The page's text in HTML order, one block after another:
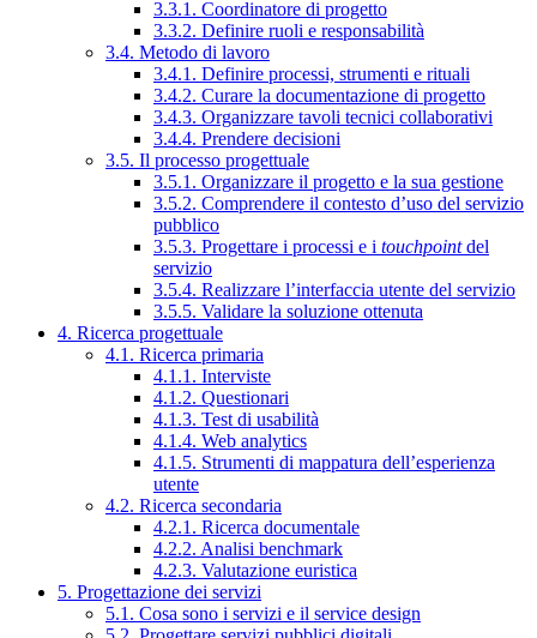
3.3.1. Coordinatore di progetto
3.3.2. Definire ruoli e responsabilità
3.4. Metodo di lavoro
3.4.1. Definire processi, strumenti e rituali
3.4.2. Curare la documentazione di progetto
3.4.3. Organizzare tavoli tecnici collaborativi
3.4.4. Prendere decisioni
3.5. Il processo progettuale
3.5.1. Organizzare il progetto e la sua gestione
3.5.2. Comprendere il contesto d’uso del servizio
pubblico
3.5.3. Progettare i processi e i touchpointdel
servizio
3.5.4. Realizzare l’interfaccia utente del servizio
3.5.5. Validare la soluzione ottenuta
4. Ricerca progettuale
4.1. Ricerca primaria
4.1.1. Interviste
4.1.2. Questionari
4.1.3. Test di usabilità
4.1.4. Web analytics
4.1.5. Strumenti di mappatura dell’esperienza
utente
4.2. Ricerca secondaria
4.2.1. Ricerca documentale
4.2.2. Analisi benchmark
4.2.3. Valutazione euristica
5. Progettazione dei servizi
5.1. Cosa sono i servizi e il service design